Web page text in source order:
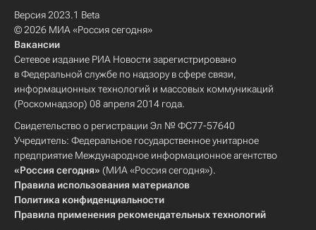
Версия 2023.1 Beta
© 2026 МИА «Россия сегодня»
Вакансии
Сетевое издание РИА Новости зарегистрировано
в Федеральной службе по надзору в сфере связи,
информационных технологий и массовых коммуникаций
(Роскомнадзор) 08 апреля 2014 года.
Свидетельство о регистрации Эл № ФС77-57640
Учредитель: Федеральное государственное унитарное
предприятие Международное информационное агентство
«Россия сегодня» (МИА «Россия сегодня»).
Правила использования материалов
Политика конфиденциальности
Правила применения рекомендательных технологий